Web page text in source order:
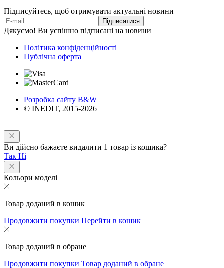
Підписуйтесь, щоб отримувати актуальні новини
Підписатися
Дякуємо! Ви успішно підписані на новини
Політика конфіденційності
Публічна оферта
Розробка сайту B&W
© INEDIT, 2015-2026
Ви дійсно бажаєте видалити 1 товар із кошика?
Так Ні
Кольори моделі
Товар доданий в кошик
Продовжити покупки Перейти в кошик
Товар доданий в обране
Продовжити покупки Товар доданий в обране